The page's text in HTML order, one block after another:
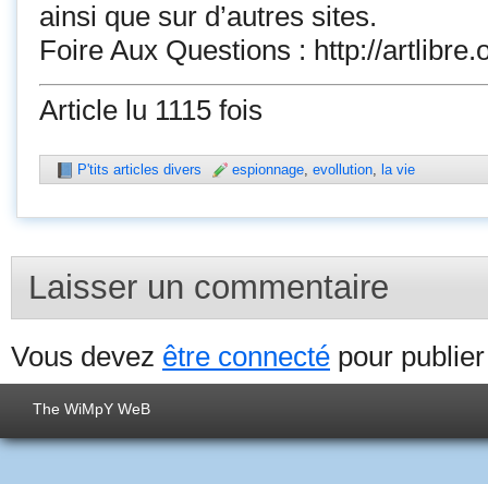
ainsi que sur d’autres sites.
Foire Aux Questions : http://
Article lu 1115 fois
P'tits articles divers espionnage, evollution, la vie
Laisser un commentaire
Vous devez être connecté pour
The WiMpY WeB